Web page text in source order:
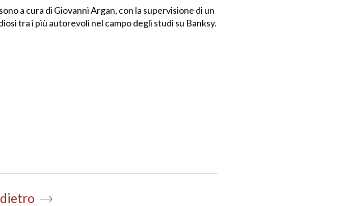
a cura di Giovanni Argan, con la supervisione di un
tra i più autorevoli nel campo degli studi su Banksy.